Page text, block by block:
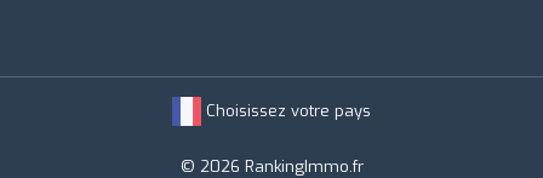
Choisissez votre pays
© 2026 RankingImmo.fr